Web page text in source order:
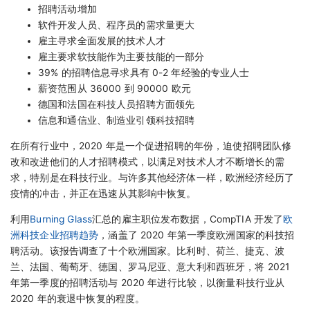
招聘活动增加
软件开发人员、程序员的需求量更大
雇主寻求全面发展的技术人才
雇主要求软技能作为主要技能的一部分
39% 的招聘信息寻求具有 0-2 年经验的专业人士
薪资范围从 36000 到 90000 欧元
德国和法国在科技人员招聘方面领先
信息和通信业、制造业引领科技招聘
在所有行业中，2020 年是一个促进招聘的年份，迫使招聘团队修
改和改进他们的人才招聘模式，以满足对技术人才不断增长的需
求，特别是在科技行业。与许多其他经济体一样，欧洲经济经历了
疫情的冲击，并正在迅速从其影响中恢复。
利用Burning Glass汇总的雇主职位发布数据，CompTIA 开发了欧
洲科技企业招聘趋势 ，涵盖了 2020 年第一季度欧洲国家的科技招
聘活动。该报告调查了十个欧洲国家。比利时、荷兰、捷克、波
兰、法国、葡萄牙、德国、罗马尼亚、意大利和西班牙，将 2021
年第一季度的招聘活动与 2020 年进行比较，以衡量科技行业从
2020 年的衰退中恢复的程度。